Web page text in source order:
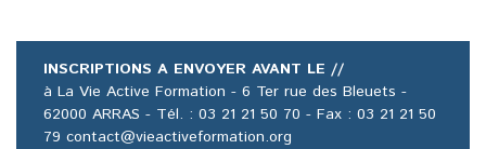
INSCRIPTIONS A ENVOYER AVANT LE //
à La Vie Active Formation - 6 Ter rue des Bleuets -
62000 ARRAS - Tél. : 03 21 21 50 70 - Fax : 03 21 21 50
79 contact@vieactiveformation.org